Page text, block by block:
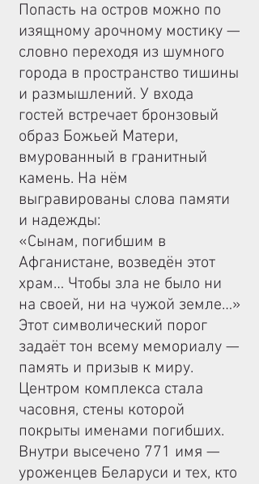
Попасть на остров можно по
изящному арочному мостику —
словно переходя из шумного
города в пространство тишины
и размышлений. У входа
гостей встречает бронзовый
образ Божьей Матери,
вмурованный в гранитный
камень. На нём
выгравированы слова памяти
и надежды:
«Сынам, погибшим в
Афганистане, возведён этот
храм… Чтобы зла не было ни
на своей, ни на чужой земле…»
Этот символический порог
задаёт тон всему мемориалу —
память и призыв к миру.
Центром комплекса стала
часовня, стены которой
покрыты именами погибших.
Внутри высечено 771 имя —
уроженцев Беларуси и тех, кто